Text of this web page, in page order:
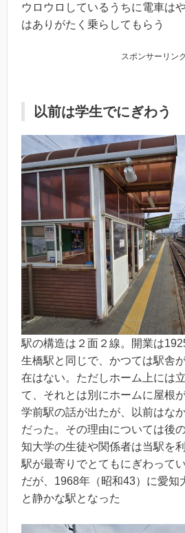
ウロウロしているうちに電車は
はありがたく乗らしてもらう
スポンサーリンク
以前は学生でにぎわう
駅の構造は２面２線。開業は
生橋駅と同じで、かつては駅舎
在はない。ただしホーム上には
て、それとは別にホームに屋根
学前駅の話が出たが、以前はな
だった。その理由については後
知大学の生徒や関係者は当駅を
駅が最寄りでとてもにぎわって
だが、1968年（昭和43）に愛知
と静かな駅となった